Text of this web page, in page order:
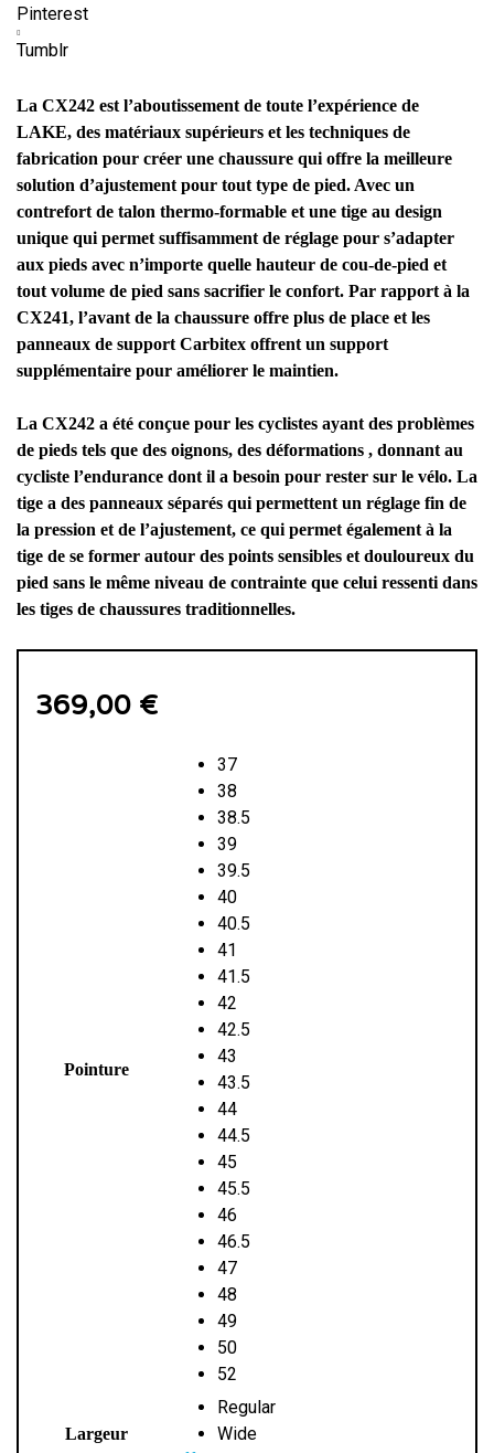
Pinterest
Tumblr
La CX242 est l’aboutissement de toute l’expérience de
LAKE, des matériaux supérieurs et les techniques de
fabrication pour créer une chaussure qui offre la meilleure
solution d’ajustement pour tout type de pied. Avec un
contrefort de talon thermo-formable et une tige au design
unique qui permet suffisamment de réglage pour s’adapter
aux pieds avec n’importe quelle hauteur de cou-de-pied et
tout volume de pied sans sacrifier le confort. Par rapport à la
CX241, l’avant de la chaussure offre plus de place et les
panneaux de support Carbitex offrent un support
supplémentaire pour améliorer le maintien.
La CX242 a été conçue pour les cyclistes ayant des problèmes
de pieds tels que des oignons, des déformations , donnant au
cycliste l’endurance dont il a besoin pour rester sur le vélo. La
tige a des panneaux séparés qui permettent un réglage fin de
la pression et de l’ajustement, ce qui permet également à la
tige de se former autour des points sensibles et douloureux du
pied sans le même niveau de contrainte que celui ressenti dans
les tiges de chaussures traditionnelles.
369,00 €
Pointure
37
38
38.5
39
39.5
40
40.5
41
41.5
42
42.5
43
43.5
44
44.5
45
45.5
46
46.5
47
48
49
50
52
Largeur
Regular
Wide